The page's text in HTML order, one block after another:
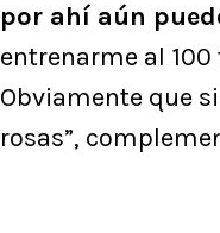
por ahí aún
entrenarme al
Obviamente que
rosas”,